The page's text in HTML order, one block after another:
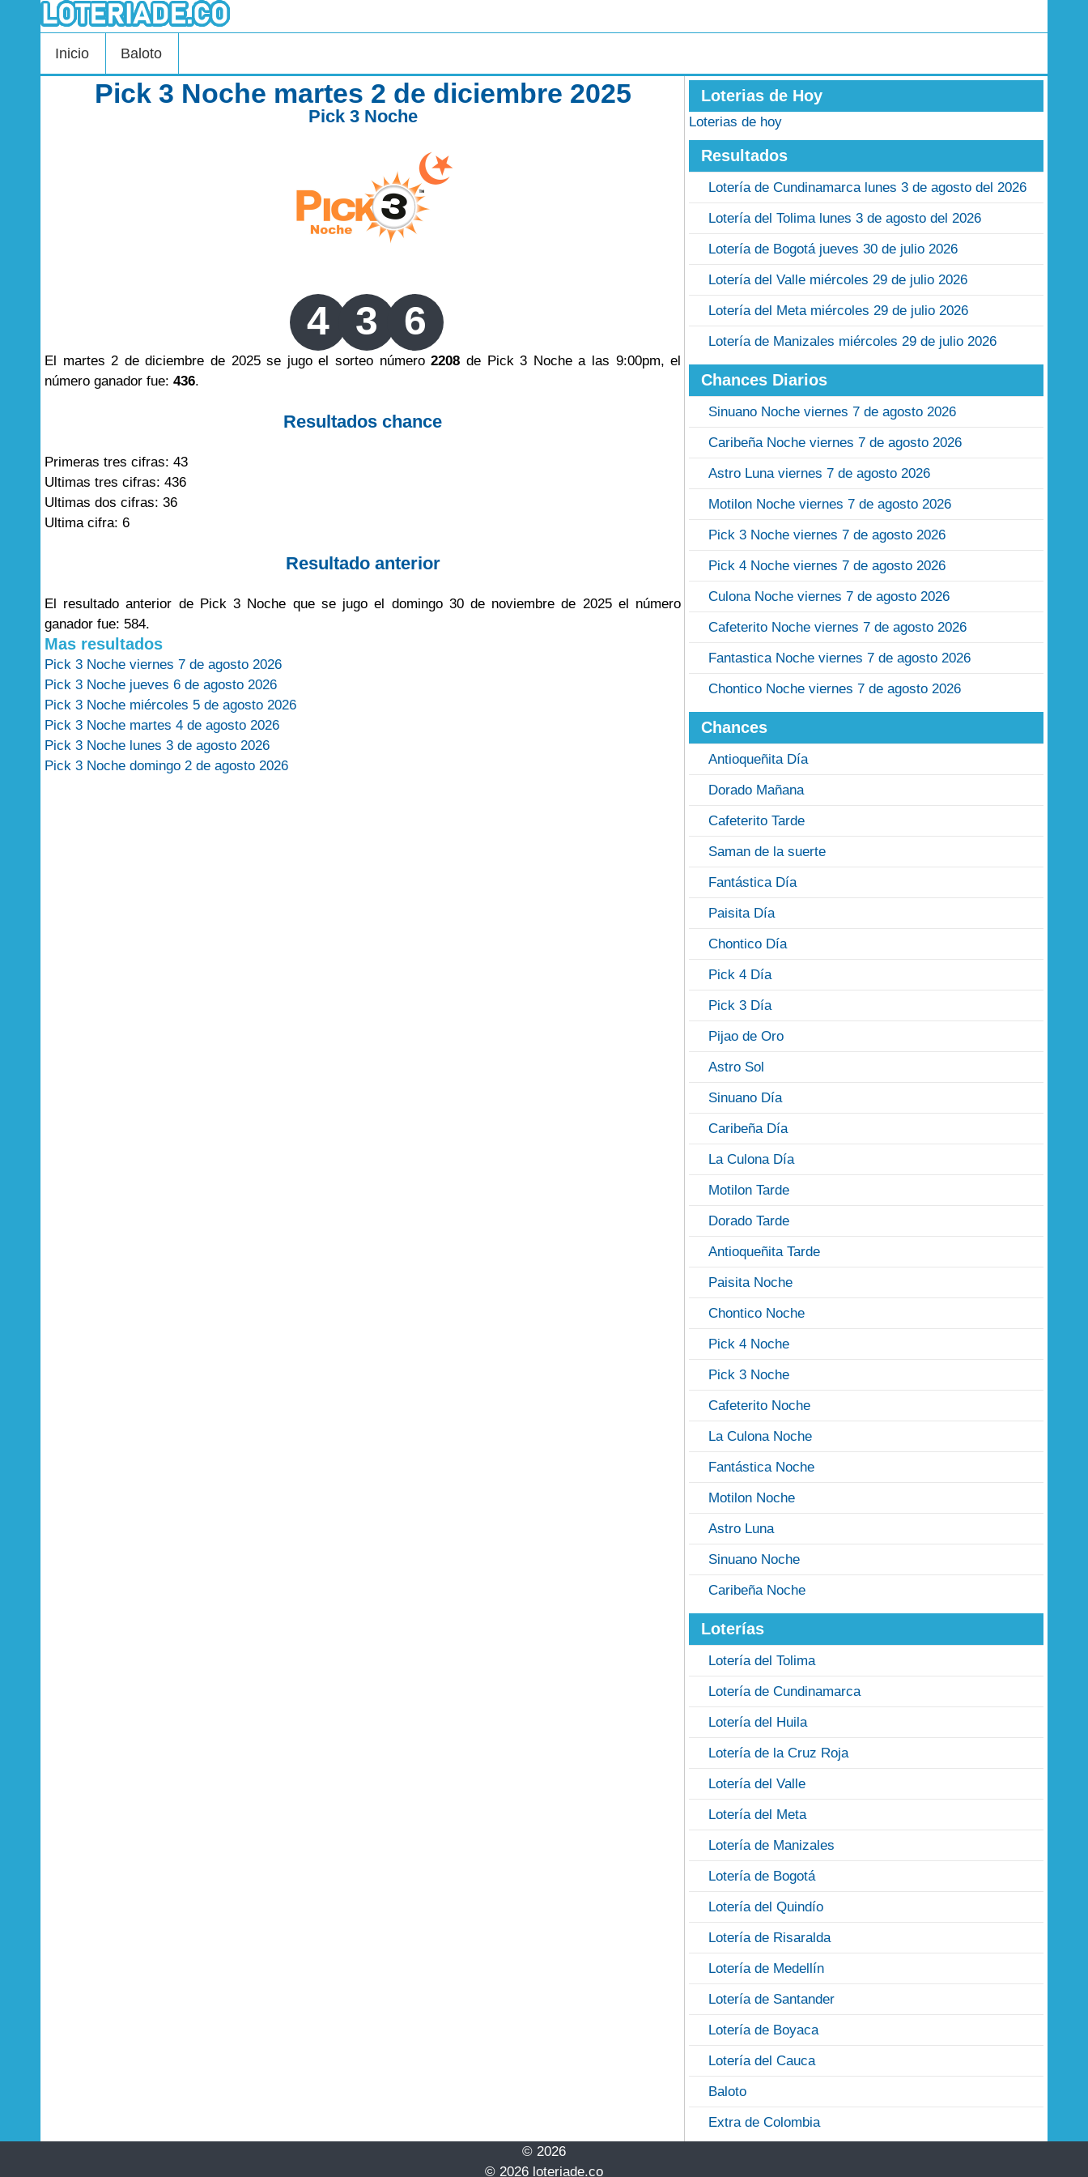
Inicio Baloto
Pick 3 Noche martes 2 de diciembre 2025
Pick 3 Noche
4 3 6
El martes 2 de diciembre de 2025 se jugo el sorteo número2208 de Pick 3 Noche a las 9:00pm, el
número ganador fue: 436.
Resultados chance
Primeras tres cifras: 43
Ultimas tres cifras: 436
Ultimas dos cifras: 36
Ultima cifra: 6
Resultado anterior
El resultado anterior de Pick 3 Noche que se jugo el domingo 30 de noviembre de 2025 el número
ganador fue: 584.
Mas resultados
Pick 3 Noche viernes 7 de agosto 2026
Pick 3 Noche jueves 6 de agosto 2026
Pick 3 Noche miércoles 5 de agosto 2026
Pick 3 Noche martes 4 de agosto 2026
Pick 3 Noche lunes 3 de agosto 2026
Pick 3 Noche domingo 2 de agosto 2026
Loterias de Hoy
Loterias de hoy
Resultados
Lotería de Cundinamarca lunes 3 de agosto del 2026
Lotería del Tolima lunes 3 de agosto del 2026
Lotería de Bogotá jueves 30 de julio 2026
Lotería del Valle miércoles 29 de julio 2026
Lotería del Meta miércoles 29 de julio 2026
Lotería de Manizales miércoles 29 de julio 2026
Chances Diarios
Sinuano Noche viernes 7 de agosto 2026
Caribeña Noche viernes 7 de agosto 2026
Astro Luna viernes 7 de agosto 2026
Motilon Noche viernes 7 de agosto 2026
Pick 3 Noche viernes 7 de agosto 2026
Pick 4 Noche viernes 7 de agosto 2026
Culona Noche viernes 7 de agosto 2026
Cafeterito Noche viernes 7 de agosto 2026
Fantastica Noche viernes 7 de agosto 2026
Chontico Noche viernes 7 de agosto 2026
Chances
Antioqueñita Día
Dorado Mañana
Cafeterito Tarde
Saman de la suerte
Fantástica Día
Paisita Día
Chontico Día
Pick 4 Día
Pick 3 Día
Pijao de Oro
Astro Sol
Sinuano Día
Caribeña Día
La Culona Día
Motilon Tarde
Dorado Tarde
Antioqueñita Tarde
Paisita Noche
Chontico Noche
Pick 4 Noche
Pick 3 Noche
Cafeterito Noche
La Culona Noche
Fantástica Noche
Motilon Noche
Astro Luna
Sinuano Noche
Caribeña Noche
Loterías
Lotería del Tolima
Lotería de Cundinamarca
Lotería del Huila
Lotería de la Cruz Roja
Lotería del Valle
Lotería del Meta
Lotería de Manizales
Lotería de Bogotá
Lotería del Quindío
Lotería de Risaralda
Lotería de Medellín
Lotería de Santander
Lotería de Boyaca
Lotería del Cauca
Baloto
Extra de Colombia
© 2026
© 2026 loteriade.co